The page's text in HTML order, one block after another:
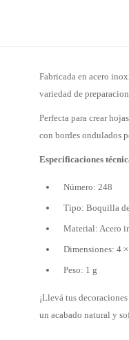
Fabricada en acero
variedad de
Perfecta para crear
con bordes ondulados
Especificaciones
Número: 248
Tipo: Boquilla
Material: Acero
Dimensiones: 4
Peso: 1 g
¡Llevá tus
un acabado natural y